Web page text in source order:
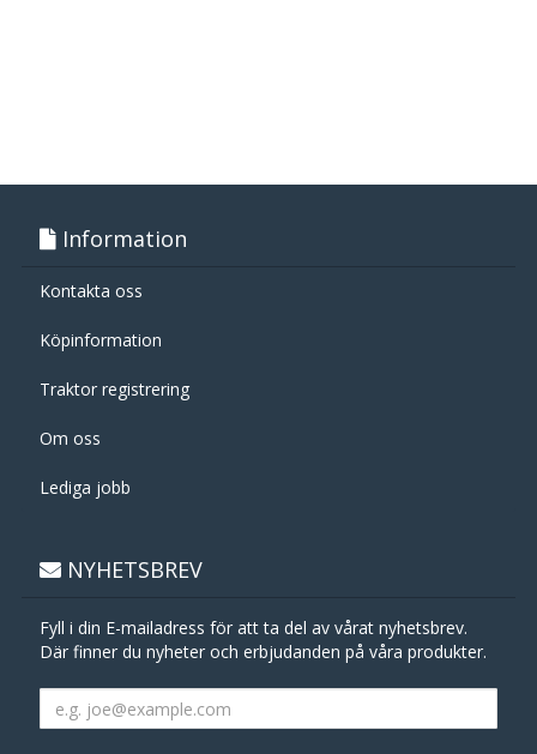
Information
Kontakta oss
Köpinformation
Traktor registrering
Om oss
Lediga jobb
NYHETSBREV
Fyll i din E-mailadress för att ta del av vårat nyhetsbrev.
Där finner du nyheter och erbjudanden på våra produkter.